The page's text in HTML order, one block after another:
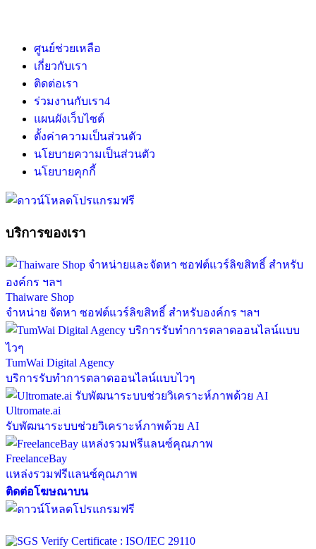
ศูนย์ช่วยเหลือ
เกี่ยวกับเรา
ติดต่อเรา
ร่วมงานกับเรา4
แผนผังเว็บไซต์
ตั้งค่าความเป็นส่วนตัว
นโยบายความเป็นส่วนตัว
นโยบายคุกกี้
บริการของเรา
Thaiware Shop
จำหน่าย จัดหา ซอฟต์แวร์ลิขสิทธิ์ สำหรับองค์กร ฯลฯ
TumWai Digital Agency
บริการรับทำการตลาดออนไลน์แบบไวๆ
Ultromate.ai
รับพัฒนาระบบช่วยวิเคราะห์ภาพด้วย AI
FreelanceBay
แหล่งรวมฟรีแลนซ์คุณภาพ
ติดต่อโฆษณาบน